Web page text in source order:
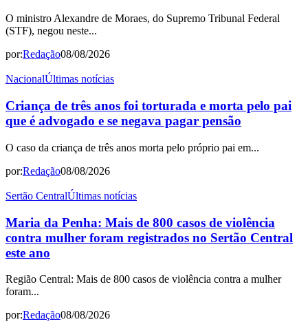
O ministro Alexandre de Moraes, do Supremo Tribunal Federal
(STF), negou neste...
por:Redação08/08/2026
NacionalÚltimas notícias
Criança de três anos foi torturada e morta pelo pai
que é advogado e se negava pagar pensão
O caso da criança de três anos morta pelo próprio pai em...
por:Redação08/08/2026
Sertão CentralÚltimas notícias
Maria da Penha: Mais de 800 casos de violência
contra mulher foram registrados no Sertão Central
este ano
Região Central: Mais de 800 casos de violência contra a mulher
foram...
por:Redação08/08/2026